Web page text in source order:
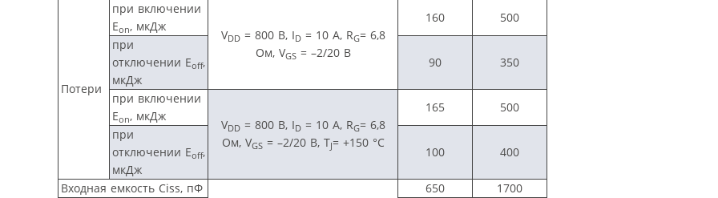
Потери
при включении
Eon, мкДж
VDD= 800 В, ID= 10 A, RG= 6,8
Ом, VGS= –2/20 В
160
500
при
отключении Eoff,
мкДж
90 350
при включении
Eon, мкДж
VDD= 800 В, ID= 10 A, RG= 6,8
Ом, VGS = –2/20 В, TJ= +150 °C
165
500
при
отключении Eoff,
мкДж
100 400
Входная емкость Ciss, пФ
650
1700